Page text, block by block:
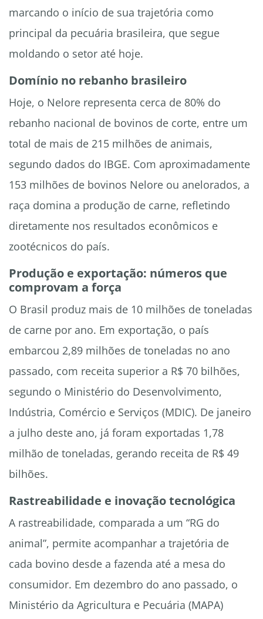
marcando o início de sua trajetória como
principal da pecuária brasileira, que segue
moldando o setor até hoje.
Domínio no rebanho brasileiro
Hoje, o Nelore representa cerca de 80% do
rebanho nacional de bovinos de corte, entre um
total de mais de 215 milhões de animais,
segundo dados do IBGE. Com aproximadamente
153 milhões de bovinos Nelore ou anelorados, a
raça domina a produção de carne, refletindo
diretamente nos resultados econômicos e
zootécnicos do país.
Produção e exportação: números que
comprovam a força
O Brasil produz mais de 10 milhões de toneladas
de carne por ano. Em exportação, o país
embarcou 2,89 milhões de toneladas no ano
passado, com receita superior a R$ 70 bilhões,
segundo o Ministério do Desenvolvimento,
Indústria, Comércio e Serviços (MDIC). De janeiro
a julho deste ano, já foram exportadas 1,78
milhão de toneladas, gerando receita de R$ 49
bilhões.
Rastreabilidade e inovação tecnológica
A rastreabilidade, comparada a um “RG do
animal”, permite acompanhar a trajetória de
cada bovino desde a fazenda até a mesa do
consumidor. Em dezembro do ano passado, o
Ministério da Agricultura e Pecuária (MAPA)